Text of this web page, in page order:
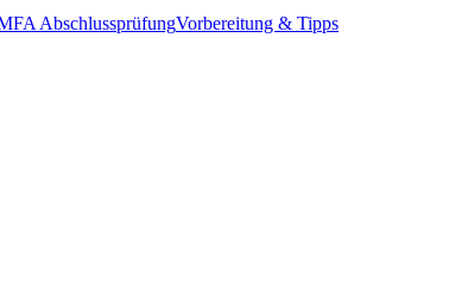
AbschlussprüfungVorbereitung & Tipps